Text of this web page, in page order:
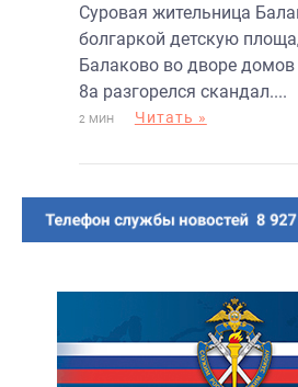
Суровая жительница
болгаркой детскую
Балаково во дворе домов
8а разгорелся скандал....
2 МИН Читать »